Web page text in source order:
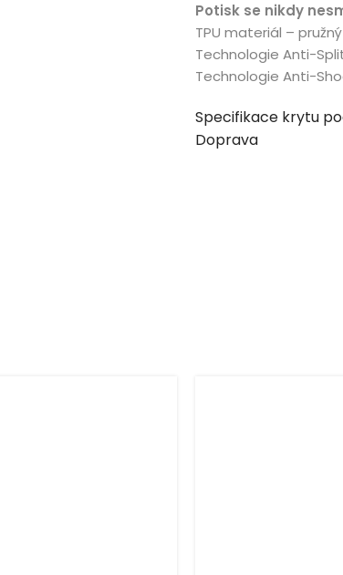
Potisk se nikdy
TPU materiál –
Technologie Anti-
Technologie Anti-
Specifikace krytu
Doprava